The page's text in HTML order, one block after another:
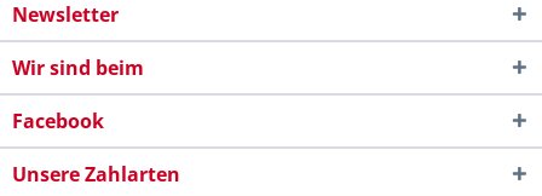
Newsletter
Wir sind beim
Facebook
Unsere Zahlarten